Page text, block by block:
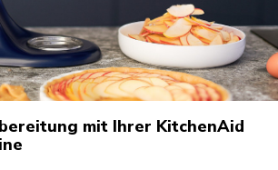
mit Ihrer KitchenAid